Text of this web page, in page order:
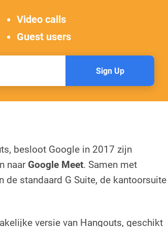
Video calls
Guest users
Sign Up
besloot Google in 2017 zijn
naar Google Meet. Samen met
de standaard G Suite, de kantoorsuite
versie van Hangouts, geschikt